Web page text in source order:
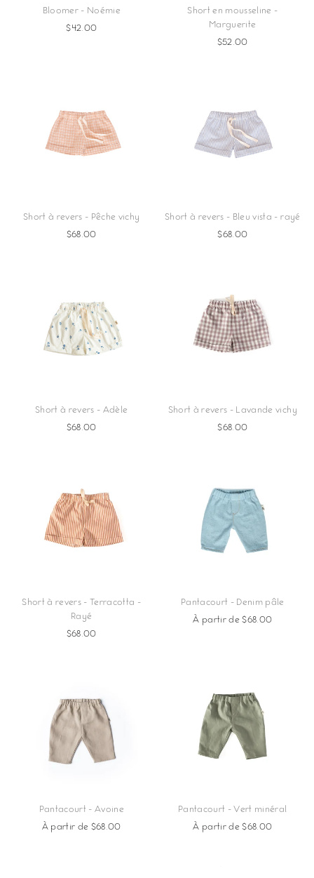
Bloomer - Noémie
$42.00
Short en mousseline -
Marguerite
$52.00
Short à revers - Pêche vichy
$68.00
Short à revers - Bleu vista - rayé
$68.00
Short à revers - Adèle
$68.00
Short à revers - Lavande vichy
$68.00
Short à revers - Terracotta -
Rayé
$68.00
Pantacourt - Denim pâle
À partir de $68.00
Pantacourt - Avoine
À partir de $68.00
Pantacourt - Vert minéral
À partir de $68.00